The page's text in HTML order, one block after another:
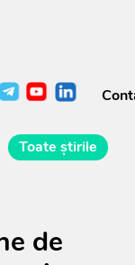
Toate știrile
de